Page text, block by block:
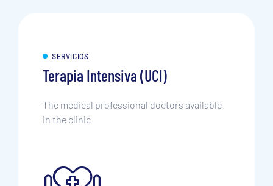
SERVICIOS
Terapia Intensiva (UCI)
The medical professional doctors available
in the clinic